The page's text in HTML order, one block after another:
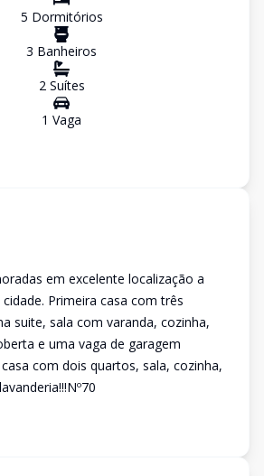
5 Dormitórios
3 Banheiros
2Suítes
1 Vaga
em excelente localização a
Primeira casa com três
suite, sala com varanda, cozinha,
e uma vaga de garagem
com dois quartos, sala, cozinha,